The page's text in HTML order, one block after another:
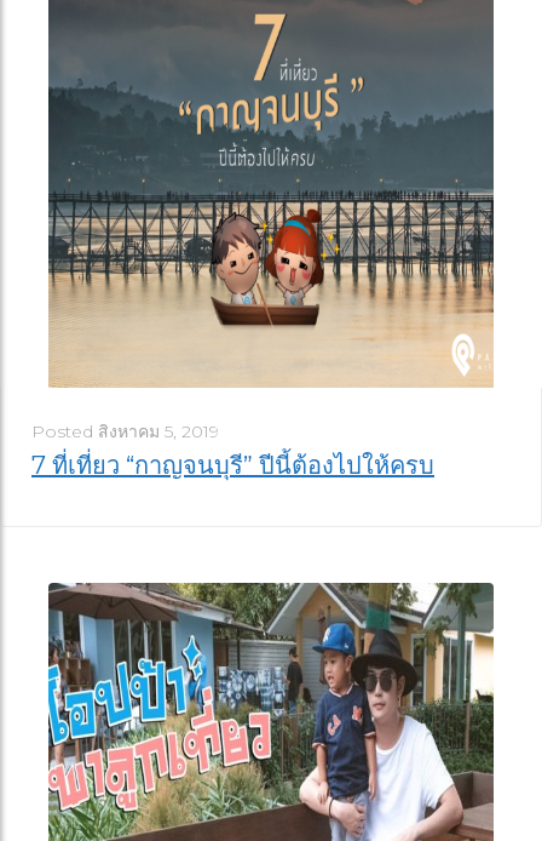
Posted สิงหาคม 5, 2019
7 ที่เที่ยว “กาญจนบุรี” ปีนี้ต้องไปให้ครบ